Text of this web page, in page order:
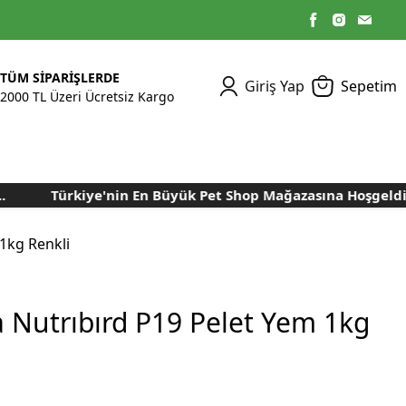
TÜM SİPARİŞLERDE
2000 TL Üzeri Ücretsiz Kargo
Giriş Yap Sepetim
Kümes Ekipmanları
Aydınlatma Sistemleri
Makineleri
Nem Alma Makineleri
Kuluçka Malzemeleri
Kedi Yaş Mamaları
Bakım Sağlık
Tasmalar
Bakım Sağlık
Tavşan Yemleri
Türkiye'nin En Büyük Pet Shop Mağazasına Hoşgeldiniz..
Renkli
P19 Pelet Yem 1kg